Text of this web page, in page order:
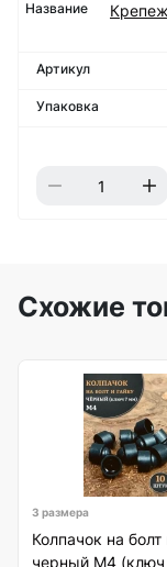
Схожие
3 размера
Колпачок на болт
черный M4